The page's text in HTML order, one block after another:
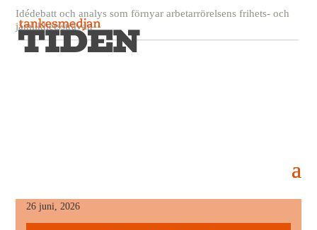
Idédebatt och analys som förnyar arbetarrörelsens frihets- och
jämlikhetssträvan
26 juni, 2026